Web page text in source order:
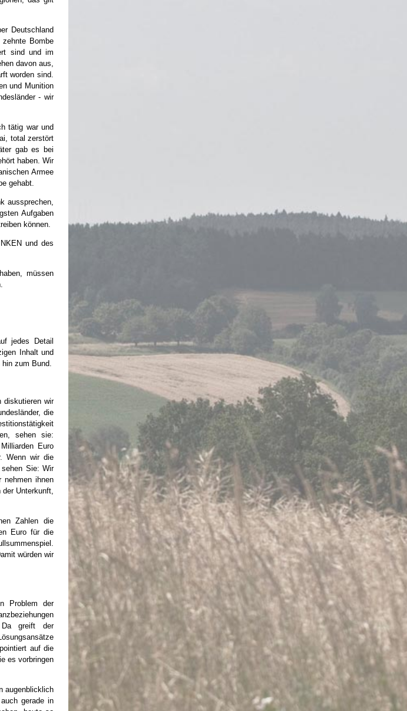
Deutschland
Bombe
sind und im
davon aus,
worden sind.
und Munition
- wir
tätig war und
total zerstört
gab es bei
haben. Wir
Armee
gehabt.
aussprechen,
Aufgaben
können.
und des
müssen
jedes Detail
Inhalt und
hin zum Bund.
diskutieren wir
die
sehen sie:
Euro
Wenn wir die
Sie: Wir
nehmen ihnen
Unterkunft,
Zahlen die
Euro für die
würden wir
Problem der
Da greift der
auf die
es vorbringen
augenblicklich
gerade in